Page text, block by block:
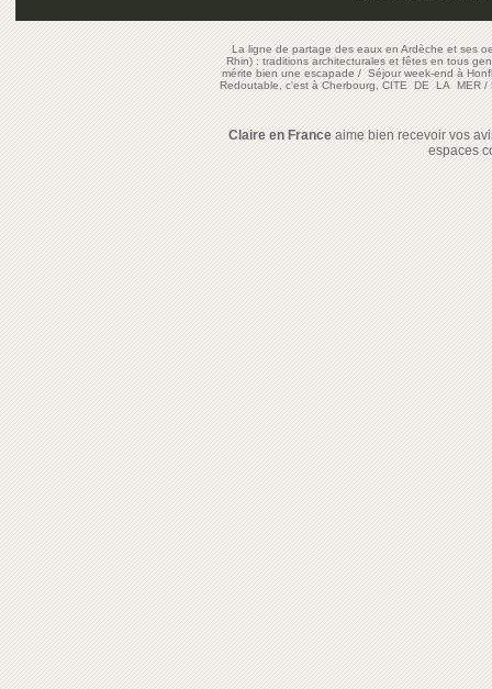
La ligne de partage des eaux en Ardèche et ses
Rhin) : traditions architecturales et fêtes en tous
mérite bien une escapade/Séjour week-end à
Redoutable, c'est à Cherbourg, CITE DE LA MER/
Claire en Franceaime bien recevoir vos
espaces